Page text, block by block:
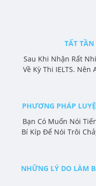
TẤT TẦN
Sau Khi Nhận Rất
Về Kỳ Thi IELTS.
PHƯƠNG PHÁP
Bạn Có Muốn Nói
Bí Kíp Để Nói Trôi
NHỮNG LÝ DO LÀM